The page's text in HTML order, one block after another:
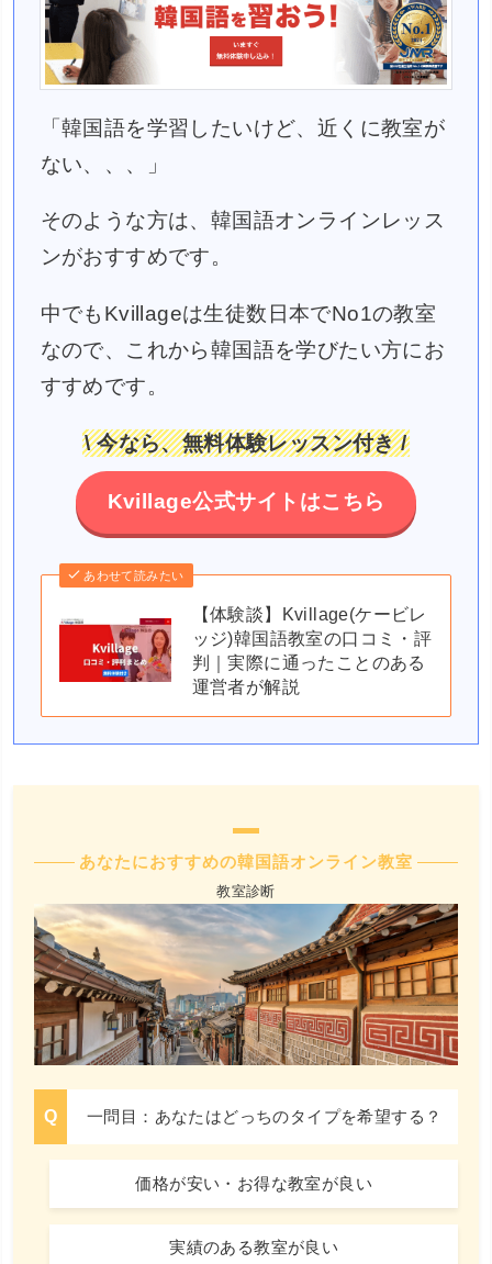
「韓国語を学習したいけど、近くに教室が
ない、、、」
そのような方は、韓国語オンラインレッス
ンがおすすめです。
中でもKvillageは生徒数日本でNo1の教室
なので、これから韓国語を学びたい方にお
すすめです。
\ 今なら、無料体験レッスン付き /
Kvillage公式サイトはこちら
あわせて読みたい
【体験談】Kvillage(ケービレ
ッジ)韓国語教室の口コミ・評
判｜実際に通ったことのある
運営者が解説
あなたにおすすめの韓国語オンライン教室
教室診断
一問目：あなたはどっちのタイプを希望する？
価格が安い・お得な教室が良い
実績のある教室が良い